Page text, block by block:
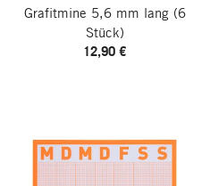
Grafitmine 5,6 mm lang(6
Stück)
12,90 €